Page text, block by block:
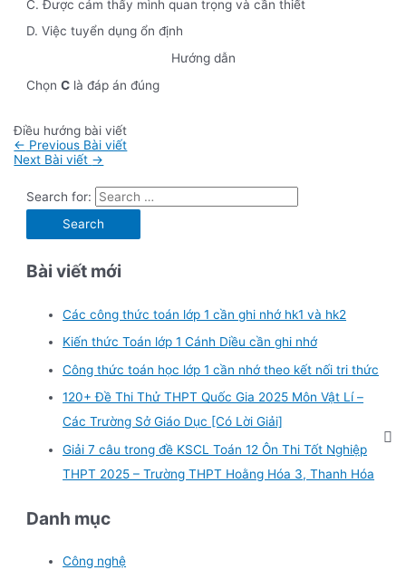
C. Được cảm thấy mình quan trọng và cần thiết
D. Việc tuyển dụng ổn định
Hướng dẫn
ChọnC là đáp án đúng
Điều hướng bài viết
← Previous Bài viết
Next Bài viết →
Search for:
Bài viết mới
Các công thức toán lớp 1 cần ghi nhớ hk1 và hk2
Kiến thức Toán lớp 1 Cánh Diều cần ghi nhớ
Công thức toán học lớp 1 cần nhớ theo kết nối tri thức
120+ Đề Thi Thử THPT Quốc Gia 2025 Môn Vật Lí –
Các Trường Sở Giáo Dục [Có Lời Giải]
Giải 7 câu trong đề KSCL Toán 12 Ôn Thi Tốt Nghiệp
THPT 2025 – Trường THPT Hoằng Hóa 3, Thanh Hóa
Danh mục
Công nghệ